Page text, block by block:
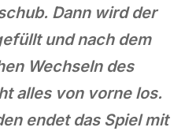
Dann wird der
und nach dem
Wechseln des
alles von vorne los.
endet das Spiel mit